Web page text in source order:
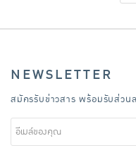
NEWSLETTER
สมัครรับข่าวสาร พร้อมรับส่วน